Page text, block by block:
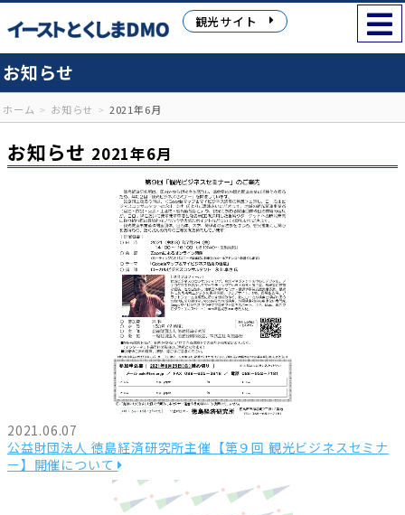
観光サイト
お知らせ
ホーム お知らせ 2021年6月
お知らせ 2021年6月
2021.06.07
公益財団法人 徳島経済研究所主催【第９回 観光ビジネスセミナ
ー】開催について